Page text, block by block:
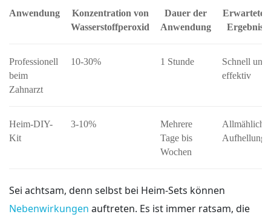
Anwendung
Konzentration von
Wasserstoffperoxid
Dauer der
Anwendung
Erwartetes
Ergebnis
Professionell
beim
Zahnarzt
10-30% 1 Stunde
Schnell und
effektiv
Heim-DIY-
Kit
3-10%
Mehrere
Tage bis
Wochen
Allmähliche
Aufhellung
Sei achtsam, denn selbst bei Heim-Sets können
Nebenwirkungen auftreten. Es ist immer ratsam, die